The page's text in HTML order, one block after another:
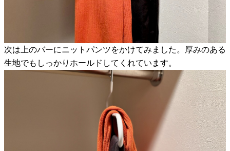
次は上のバーにニットパンツをかけてみました。厚みのある
生地でもしっかりホールドしてくれています。